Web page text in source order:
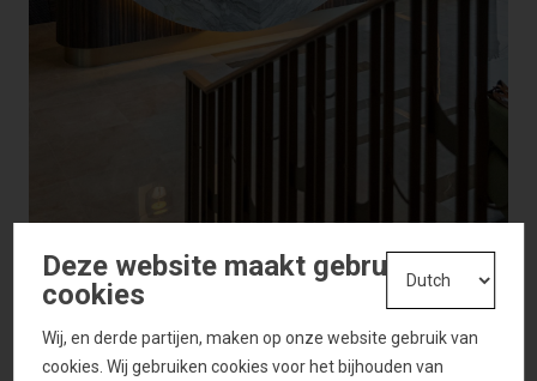
Deze website maakt gebruik van
cookies
Wij, en derde partijen, maken op onze website gebruik van
cookies. Wij gebruiken cookies voor het bijhouden van